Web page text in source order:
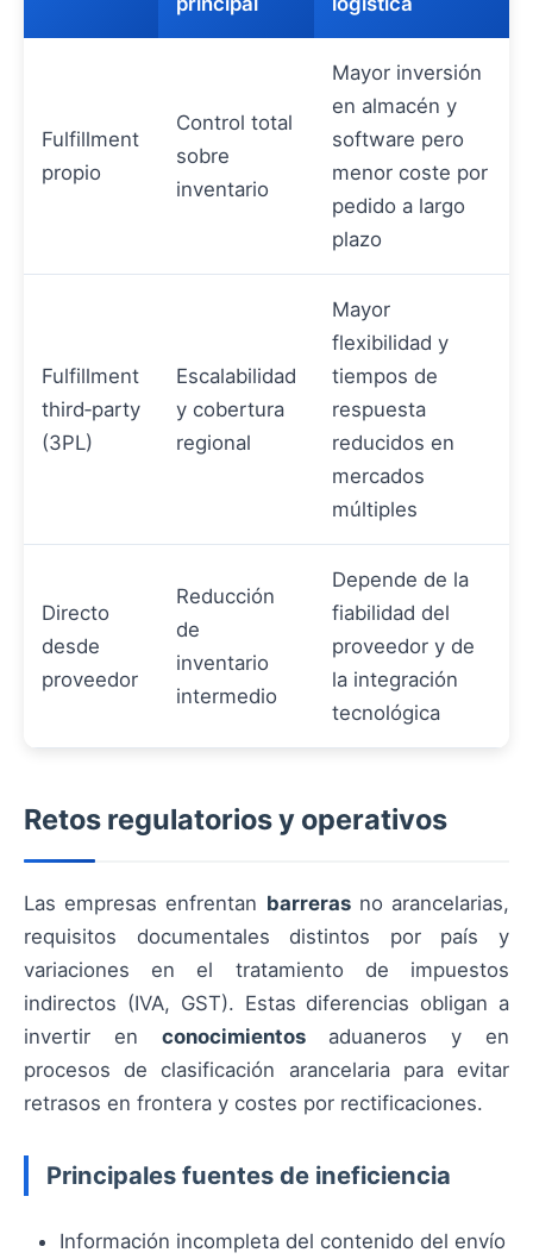
Fulfillment
propio
Control total
sobre
inventario
Mayor inversión
en almacén y
software pero
menor coste por
pedido a largo
plazo
Fulfillment
third‑party
(3PL)
Escalabilidad
y cobertura
regional
Mayor
flexibilidad y
tiempos de
respuesta
reducidos en
mercados
múltiples
Directo
desde
proveedor
Reducción
de
inventario
intermedio
Depende de la
fiabilidad del
proveedor y de
la integración
tecnológica
Retos regulatorios y operativos
Las empresas enfrentan barrerasno arancelarias,
requisitos documentales distintos por país y
variaciones en el tratamiento de impuestos
indirectos (IVA, GST). Estas diferencias obligan a
invertir en conocimientosaduaneros y en
procesos de clasificación arancelaria para evitar
retrasos en frontera y costes por rectificaciones.
Principales fuentes de ineficiencia
Información incompleta del contenido del envío